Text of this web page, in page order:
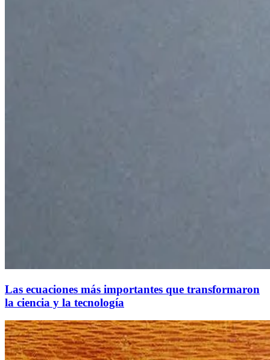
Las ecuaciones más importantes que transformaron
la ciencia y la tecnología